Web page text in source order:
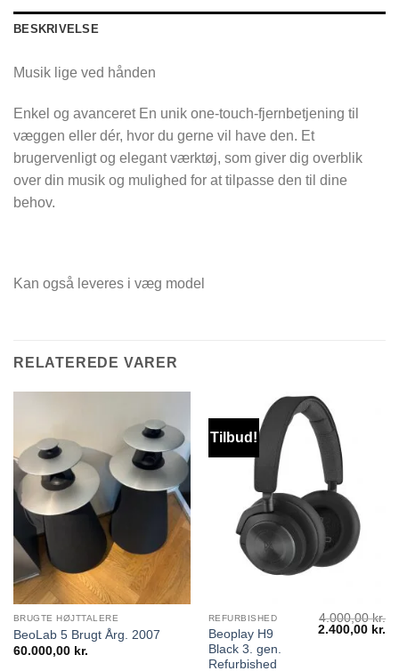
BESKRIVELSE
Musik lige ved hånden
Enkel og avanceret En unik one-touch-fjernbetjening til
væggen eller dér, hvor du gerne vil have den. Et
brugervenligt og elegant værktøj, som giver dig overblik
over din musik og mulighed for at tilpasse den til dine
behov.
Kan også leveres i væg model
RELATEREDE VARER
BRUGTE HØJTTALERE
BeoLab 5 Brugt Årg. 2007
60.000,00 kr.
Tilbud!
REFURBISHED
Beoplay H9
Black 3. gen.
Refurbished
4.000,00kr.
Den
2.400,00 kr.